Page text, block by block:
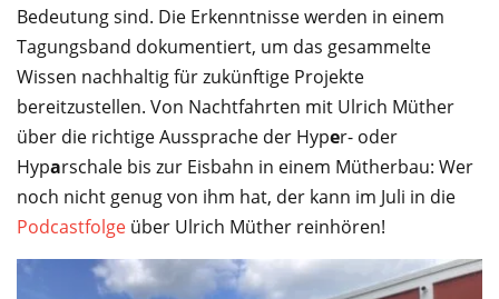
Bedeutung sind. Die Erkenntnisse werden in einem
Tagungsband dokumentiert, um das gesammelte
Wissen nachhaltig für zukünftige Projekte
bereitzustellen. Von Nachtfahrten mit Ulrich Müther
über die richtige Aussprache der Hyper- oder
Hyparschale bis zur Eisbahn in einem Mütherbau: Wer
noch nicht genug von ihm hat, der kann im Juli in die
Podcastfolge über Ulrich Müther reinhören!